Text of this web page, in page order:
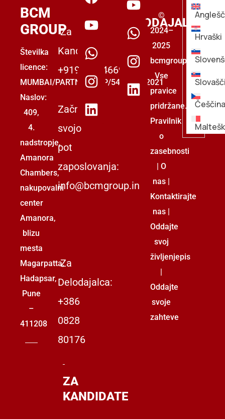
BCM
GROUP
Številka
licence:
MUMBAI/PARTNERSHIP/5493853/2021
Naslov:
409,
4.
nadstropje,
Amanora
Chambers,
nakupovalni
center
Amanora,
blizu
mesta
Magarpatta,
Hadapsar,
Pune
–
411208
Za
Kandidate:
+919555446699
Začnite
svojo
pot
zaposlovanja:
info@bcmgroup.in
Za
Delodajalca:
+386
0828
80176
ZA
KANDIDATE
ZA
DELODAJALCE
©
2024–
2025
bcmgroup.
Vse
pravice
pridržane.
Pravilnik
o
zasebnosti
| O
nas |
Kontaktirajte
nas |
Oddajte
svoj
življenjepis
|
Oddajte
svoje
zahteve
Hrvaški
Češčina